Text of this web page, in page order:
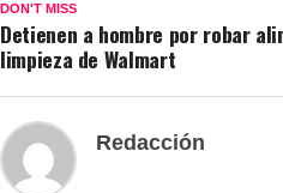
DON'T MISS
Detienen a hombre por robar
limpieza de Walmart
Redacción